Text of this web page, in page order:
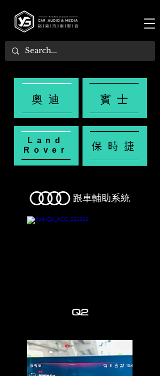
奧迪 賓士
Land
Rover
保時捷
跟車輔助系統
Q2